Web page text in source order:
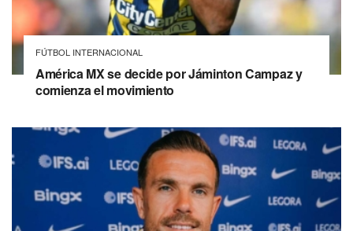
FÚTBOL INTERNACIONAL
América MX se decide por Jáminton Campaz y
comienza el movimiento